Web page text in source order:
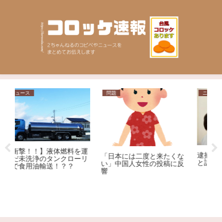
を運
ーリ
「日本には二度と来たくな
い」中国人女性の投稿に反
響
ニュース
逮捕された保育士が美人だ
と話題にｗｗｗｗｗｗ